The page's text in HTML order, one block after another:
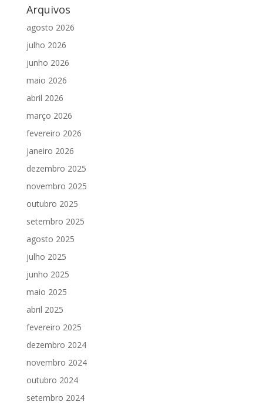
Arquivos
agosto 2026
julho 2026
junho 2026
maio 2026
abril 2026
março 2026
fevereiro 2026
janeiro 2026
dezembro 2025
novembro 2025
outubro 2025
setembro 2025
agosto 2025
julho 2025
junho 2025
maio 2025
abril 2025
fevereiro 2025
dezembro 2024
novembro 2024
outubro 2024
setembro 2024